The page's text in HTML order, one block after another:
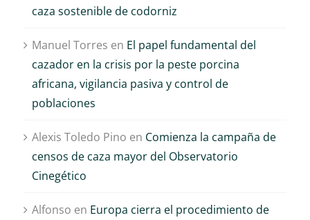
caza sostenible de codorniz
Manuel Torres en El papel fundamental del
cazador en la crisis por la peste porcina
africana, vigilancia pasiva y control de
poblaciones
Alexis Toledo Pino en Comienza la campaña de
censos de caza mayor del Observatorio
Cinegético
Alfonso en Europa cierra el procedimiento de